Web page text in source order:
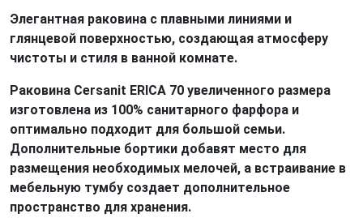
Элегантная раковина с плавными линиями и
глянцевой поверхностью, создающая атмосферу
чистоты и стиля в ванной комнате.
Раковина Cersanit ERICA 70 увеличенного размера
изготовлена из 100% санитарного фарфора и
оптимально подходит для большой семьи.
Дополнительные бортики добавят место для
размещения необходимых мелочей, а встраивание в
мебельную тумбу создает дополнительное
пространство для хранения.